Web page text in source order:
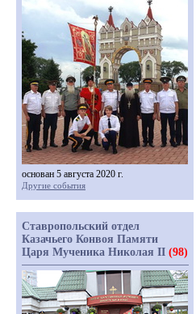
основан 5 августа 2020 г.
Другие события
Ставропольский отдел
Казачьего Конвоя Памяти
Царя Мученика Николая II (98)